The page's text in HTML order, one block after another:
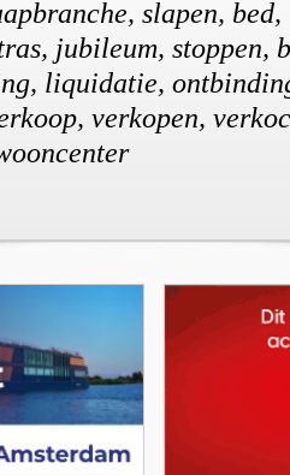
slapen,
jubileum, stoppen,
liquidatie,
verkopen,